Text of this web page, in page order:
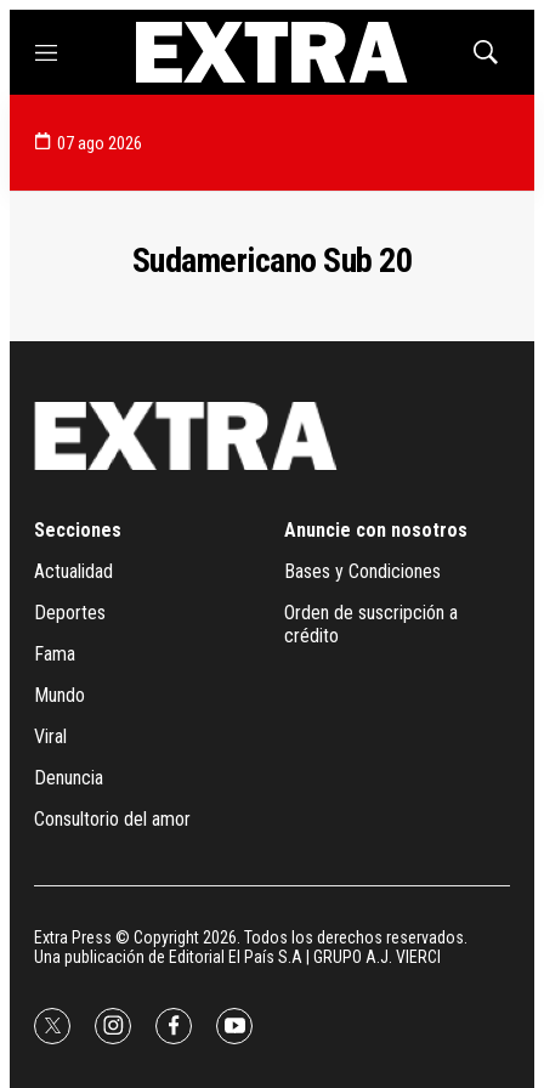
Menú
Mostrar
07 ago 2026
Sudamericano Sub 20
Secciones
Actualidad
Deportes
Fama
Mundo
Viral
Denuncia
Consultorio del amor
Anuncie con nosotros
Bases y Condiciones
Orden de suscripción a
crédito
Extra Press © Copyright 2026. Todos los derechos reservados.
Una publicación de Editorial El País S.A | GRUPO A.J. VIERCI
twitterinstagramfacebookyoutube